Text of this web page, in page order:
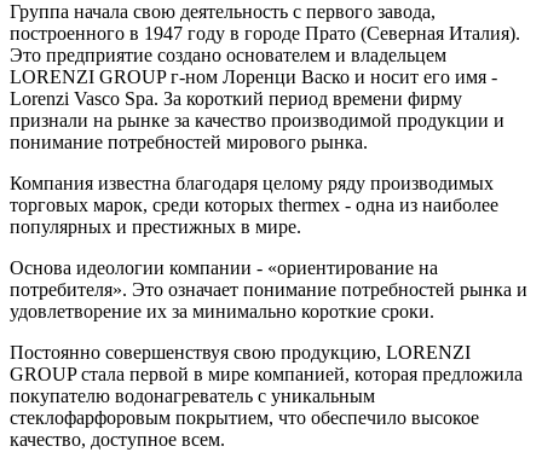
Группа начала свою деятельность с первого завода,
построенного в 1947 году в городе Прато (Северная Италия).
Это предприятие cоздано основателем и владельцем
LORENZI GROUP г-ном Лоренци Васко и носит его имя -
Lorenzi Vasco Spa. За короткий период времени фирму
признали на рынке за качество производимой продукции и
понимание потребностей мирового рынка.
Компания известна благодаря целому ряду производимых
торговых марок, среди которых thermex - одна из наиболее
популярных и престижных в мире.
Основа идеологии компании - «ориентирование на
потребителя». Это означает понимание потребностей рынка и
удовлетворение их за минимально короткие сроки.
Постоянно совершенствуя свою продукцию, LORENZI
GROUP стала первой в мире компанией, которая предложила
покупателю водонагреватель с уникальным
стеклофарфоровым покрытием, что обеспечило высокое
качество, доступное всем.